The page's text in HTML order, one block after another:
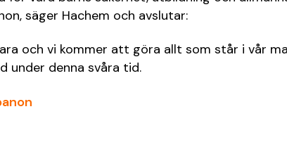
säger Hachem och avslutar:
och vi kommer att göra allt som står i vår
under denna svåra tid.